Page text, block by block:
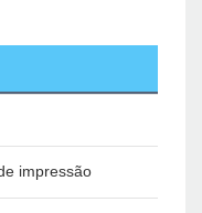
impressão